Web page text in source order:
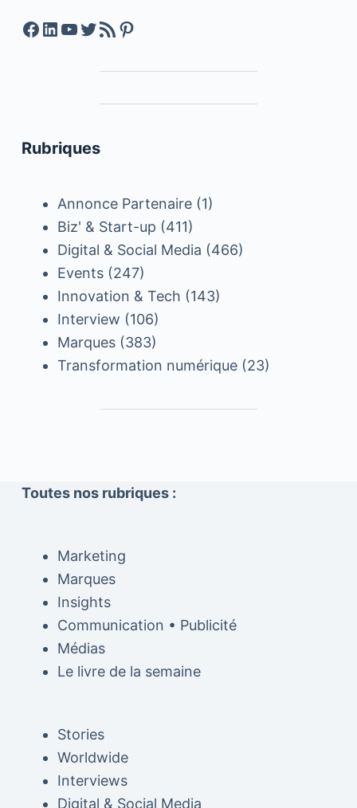
Facebook
LinkedIn
YouTube
Twitter
Feed RSSPinterest
Rubriques
Annonce Partenaire(1)
Biz' & Start-up (411)
Digital & Social Media (466)
Events(247)
Innovation & Tech (143)
Interview (106)
Marques(383)
Transformation numérique(23)
Toutes nos rubriques :
Marketing
Marques
Insights
Communication • Publicité
Médias
Le livre de la semaine
Stories
Worldwide
Interviews
Digital & Social Media